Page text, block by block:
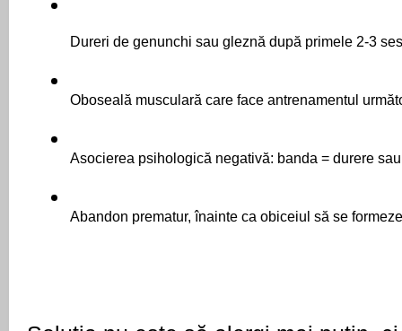
Dureri de genunchi sau gleznă după primele 2-3
Oboseală musculară care face antrenamentul
Asocierea psihologică negativă: banda = durere
Abandon prematur, înainte ca obiceiul să se formeze